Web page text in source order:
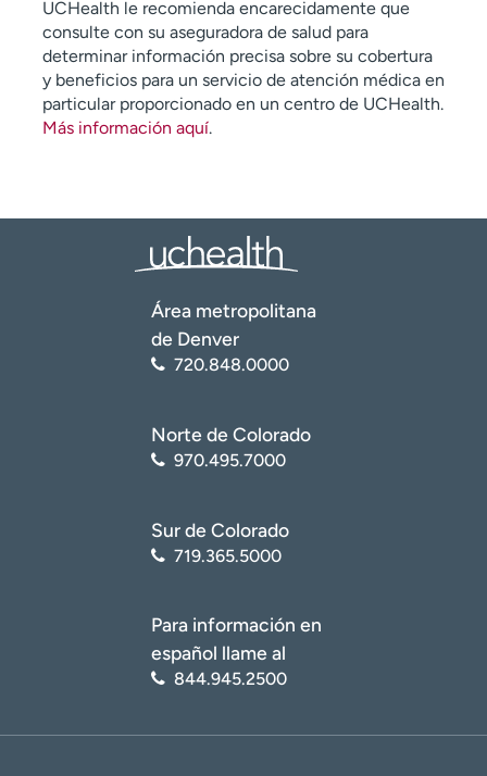
UCHealth le recomienda encarecidamente que
consulte con su aseguradora de salud para
determinar información precisa sobre su cobertura
y beneficios para un servicio de atención médica en
particular proporcionado en un centro de UCHealth.
Más información aquí.
Área metropolitana
de Denver
720.848.0000
Norte de Colorado
970.495.7000
Sur de Colorado
719.365.5000
Para información en
español llame al
844.945.2500